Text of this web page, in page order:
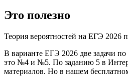
Это полезно
Теория вероятностей на ЕГЭ 2026
В варианте ЕГЭ 2026 две задачи
это №4 и №5. По заданию 5 в
материалов. Но в нашем